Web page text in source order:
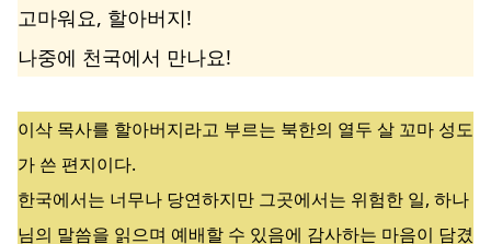
고마워요, 할아버지!
나중에 천국에서 만나요!
이삭 목사를 할아버지라고 부르는 북한의 열두 살 꼬마 성도
가 쓴 편지이다.
한국에서는 너무나 당연하지만 그곳에서는 위험한 일, 하나
님의 말씀을 읽으며 예배할 수 있음에 감사하는 마음이 담겼